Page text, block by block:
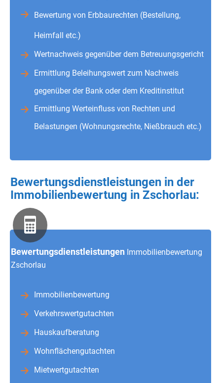
Bewertung von Erbbaurechten (Bestellung,
Heimfall etc.)
Wertnachweis gegenüber dem Betreuungsgericht
Ermittlung Beleihungswert zum Nachweis
gegenüber der Bank oder dem Kreditinstitut
Ermittlung Werteinfluss von Rechten und
Belastungen (Wohnungsrechte, Nießbrauch etc.)
Bewertungsdienstleistungen in der
Immobilienbewertung in Zschorlau:
Bewertungsdienstleistungen Immobilienbewertung
Zschorlau
Immobilienbewertung
Verkehrswertgutachten
Hauskaufberatung
Wohnflächengutachten
Mietwertgutachten